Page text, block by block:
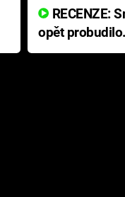
opět
přichází s